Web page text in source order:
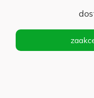
© 2025 Wszelkie prawa
Siedziba: 02-486